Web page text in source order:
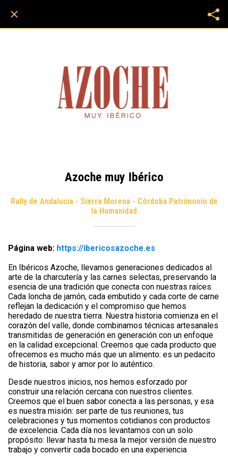
Azoche muy Ibérico
Rally de Andalucía - Sierra Morena - Córdoba Patrimonio de
la Humanidad
Página web: https://ibericosazoche.es
En Ibéricos Azoche, llevamos generaciones dedicados al
arte de la charcutería y las carnes selectas, preservando la
esencia de una tradición que conecta con nuestras raíces.
Cada loncha de jamón, cada embutido y cada corte de carne
reflejan la dedicación y el compromiso que hemos
heredado de nuestra tierra. Nuestra historia comienza en el
corazón del valle, donde combinamos técnicas artesanales
transmitidas de generación en generación con un enfoque
en la calidad excepcional. Creemos que cada producto que
ofrecemos es mucho más que un alimento: es un pedacito
de historia, sabor y amor por lo auténtico.
Desde nuestros inicios, nos hemos esforzado por
construir una relación cercana con nuestros clientes.
Creemos que el buen sabor conecta a las personas, y esa
es nuestra misión: ser parte de tus reuniones, tus
celebraciones y tus momentos cotidianos con productos
de excelencia. Cada día nos levantamos con un solo
propósito: llevar hasta tu mesa la mejor versión de nuestro
trabajo y convertir cada bocado en una experiencia